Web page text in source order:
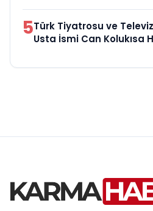
5Türk Tiyatrosu ve
Usta İsmi Can Kolukısa